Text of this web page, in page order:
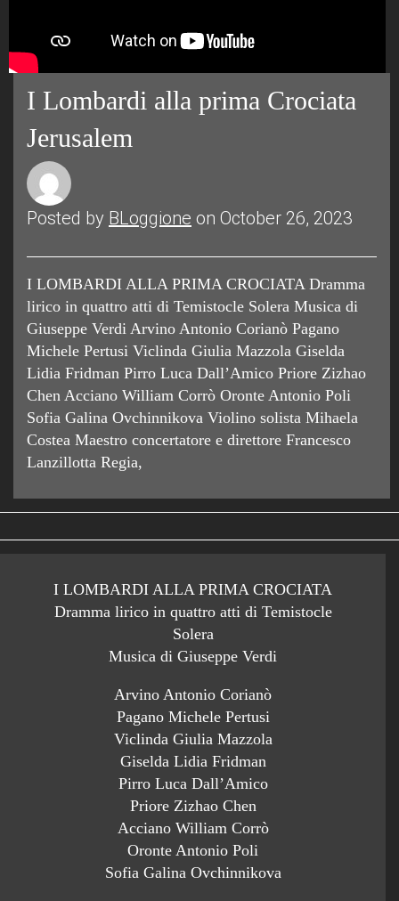
I Lombardi alla prima Crociata
Jerusalem
Posted by BLoggione on October 26, 2023
I LOMBARDI ALLA PRIMA CROCIATA Dramma
lirico in quattro atti di Temistocle Solera Musica di
Giuseppe Verdi Arvino Antonio Corianò Pagano
Michele Pertusi Viclinda Giulia Mazzola Giselda
Lidia Fridman Pirro Luca Dall’Amico Priore Zizhao
Chen Acciano William Corrò Oronte Antonio Poli
Sofia Galina Ovchinnikova Violino solista Mihaela
Costea Maestro concertatore e direttore Francesco
Lanzillotta Regia,
I LOMBARDI ALLA PRIMA CROCIATA
Dramma lirico in quattro atti di Temistocle
Solera
Musica di Giuseppe Verdi
Arvino Antonio Corianò
Pagano Michele Pertusi
Viclinda Giulia Mazzola
Giselda Lidia Fridman
Pirro Luca Dall’Amico
Priore Zizhao Chen
Acciano William Corrò
Oronte Antonio Poli
Sofia Galina Ovchinnikova